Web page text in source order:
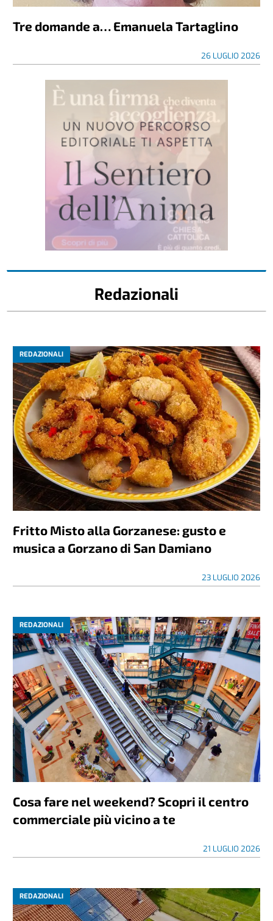
Tre domande a… Emanuela Tartaglino
26 LUGLIO 2026
Redazionali
REDAZIONALI
Fritto Misto alla Gorzanese: gusto e
musica a Gorzano di San Damiano
23 LUGLIO 2026
REDAZIONALI
Cosa fare nel weekend? Scopri il centro
commerciale più vicino a te
21 LUGLIO 2026
REDAZIONALI